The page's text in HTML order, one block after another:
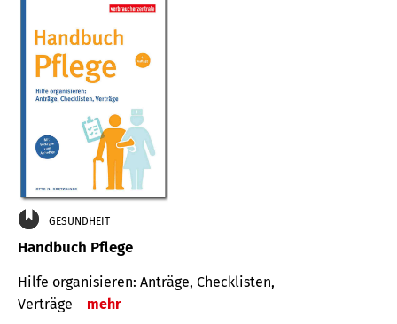
GESUNDHEIT
Handbuch Pflege
Hilfe organisieren: Anträge, Checklisten,
Verträge
mehr